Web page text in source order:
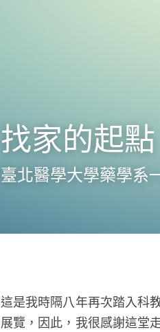
找家的起
臺北醫學大學藥學系
這是我時隔八年再次踏入科
展覽，因此，我很感謝這堂